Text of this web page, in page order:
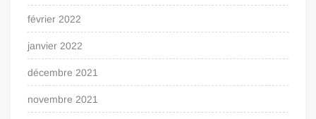
février 2022
janvier 2022
décembre 2021
novembre 2021